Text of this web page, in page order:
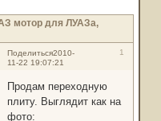
мотор для ЛУАЗа,
Поделиться 1
2010-
11-22 19:07:21
Продам переходную
плиту. Выглядит как на
фото: